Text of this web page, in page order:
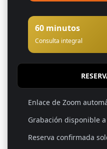
60 minutos
Consulta integral
Enlace de Zoom
Grabación disponible
Reserva confirmada